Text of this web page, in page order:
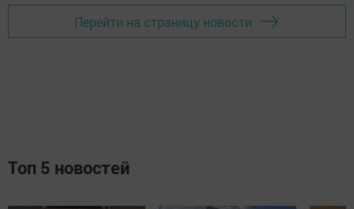
Перейти на страницу новости
Топ 5 новостей